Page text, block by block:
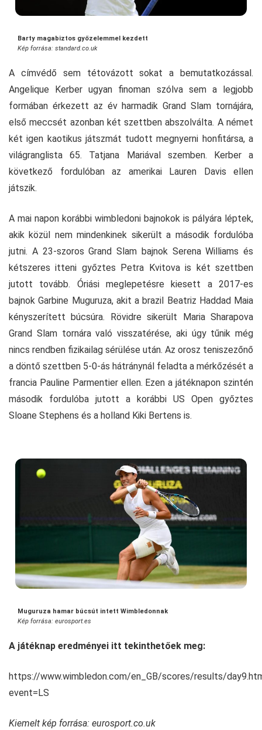
Barty magabiztos győzelemmel kezdett
Kép forrása: standard.co.uk
A címvédő sem tétovázott sokat a bemutatkozással.
Angelique Kerber ugyan finoman szólva sem a legjobb
formában érkezett az év harmadik Grand Slam tornájára,
első meccsét azonban két szettben abszolválta. A német
két igen kaotikus játszmát tudott megnyerni honfitársa, a
világranglista 65. Tatjana Mariával szemben. Kerber a
következő fordulóban az amerikai Lauren Davis ellen
játszik.
A mai napon korábbi wimbledoni bajnokok is pályára léptek,
akik közül nem mindenkinek sikerült a második fordulóba
jutni. A 23-szoros Grand Slam bajnok Serena Williams és
kétszeres itteni győztes Petra Kvitova is két szettben
jutott tovább. Óriási meglepetésre kiesett a 2017-es
bajnok Garbine Muguruza, akit a brazil Beatriz Haddad Maia
kényszerített búcsúra. Rövidre sikerült Maria Sharapova
Grand Slam tornára való visszatérése, aki úgy tűnik még
nincs rendben fizikailag sérülése után. Az orosz teniszezőnő
a döntő szettben 5-0-ás hátránynál feladta a mérkőzését a
francia Pauline Parmentier ellen. Ezen a játéknapon szintén
második fordulóba jutott a korábbi US Open győztes
Sloane Stephens és a holland Kiki Bertens is.
Muguruza hamar búcsút intett Wimbledonnak
Kép forrása: eurosport.es
A játéknap eredményei itt tekinthetőek meg:
https://www.wimbledon.com/en_GB/scores/results/
event=LS
Kiemelt kép forrása: eurosport.co.uk